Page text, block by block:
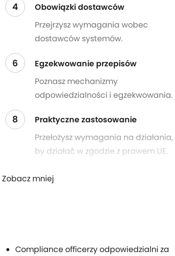
4
Obowiązki dostawców
Przejrzysz wymagania wobec
dostawców systemów.
6
Egzekwowanie przepisów
Poznasz mechanizmy
odpowiedzialności i egzekwowania.
8
Praktyczne zastosowanie
Przełożysz wymagania na działania,
by działać w zgodzie z prawem UE.
mniej
Compliance officerzy odpowiedzialni za